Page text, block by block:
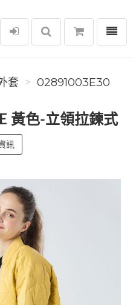
選單
套 02891003E30
黃色-立領拉鍊式
訊